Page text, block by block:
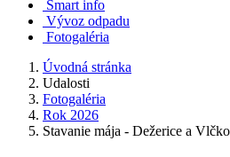
Smart info
Vývoz odpadu
Fotogaléria
Úvodná stránka
Udalosti
Fotogaléria
Rok 2026
Stavanie mája - Dežerice a